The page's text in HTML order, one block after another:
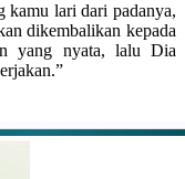
kamu lari dari padanya,
dikembalikan kepada
yang nyata, lalu Dia